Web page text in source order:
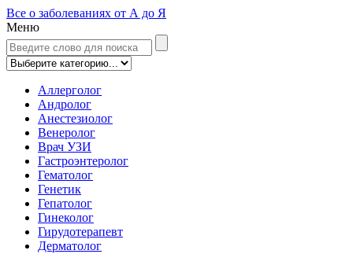
Все о заболеваниях от А до Я
Меню
Аллерголог
Андролог
Анестезиолог
Венеролог
Врач УЗИ
Гастроэнтеролог
Гематолог
Генетик
Гепатолог
Гинеколог
Гирудотерапевт
Дерматолог